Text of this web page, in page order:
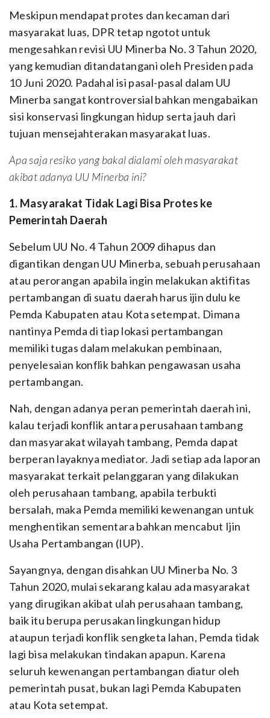
Meskipun mendapat protes dan kecaman dari
masyarakat luas, DPR tetap ngotot untuk
mengesahkan revisi UU Minerba No. 3 Tahun 2020,
yang kemudian ditandatangani oleh Presiden pada
10 Juni 2020. Padahal isi pasal-pasal dalam UU
Minerba sangat kontroversial bahkan mengabaikan
sisi konservasi lingkungan hidup serta jauh dari
tujuan mensejahterakan masyarakat luas.
Apa saja resiko yang bakal dialami oleh masyarakat
akibat adanya UU Minerba ini?
1. Masyarakat Tidak Lagi Bisa Protes ke
Pemerintah Daerah
Sebelum UU No. 4 Tahun 2009 dihapus dan
digantikan dengan UU Minerba, sebuah perusahaan
atau perorangan apabila ingin melakukan aktifitas
pertambangan di suatu daerah harus ijin dulu ke
Pemda Kabupaten atau Kota setempat. Dimana
nantinya Pemda di tiap lokasi pertambangan
memiliki tugas dalam melakukan pembinaan,
penyelesaian konflik bahkan pengawasan usaha
pertambangan.
Nah, dengan adanya peran pemerintah daerah ini,
kalau terjadi konflik antara perusahaan tambang
dan masyarakat wilayah tambang, Pemda dapat
berperan layaknya mediator. Jadi setiap ada laporan
masyarakat terkait pelanggaran yang dilakukan
oleh perusahaan tambang, apabila terbukti
bersalah, maka Pemda memiliki kewenangan untuk
menghentikan sementara bahkan mencabut Ijin
Usaha Pertambangan (IUP).
Sayangnya, dengan disahkan UU Minerba No. 3
Tahun 2020, mulai sekarang kalau ada masyarakat
yang dirugikan akibat ulah perusahaan tambang,
baik itu berupa perusakan lingkungan hidup
ataupun terjadi konflik sengketa lahan, Pemda tidak
lagi bisa melakukan tindakan apapun. Karena
seluruh kewenangan pertambangan diatur oleh
pemerintah pusat, bukan lagi Pemda Kabupaten
atau Kota setempat.